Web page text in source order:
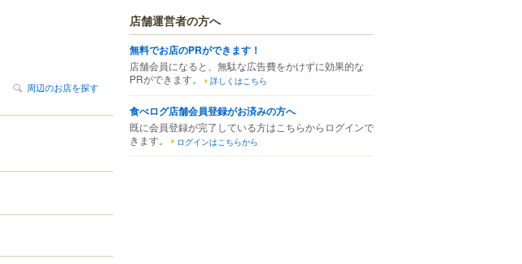
周辺のお店を探す
店舗運営者の方へ
無料でお店のPRができます！
店舗会員になると、無駄な広告費をかけずに効果的な
PRができます。
詳しくはこちら
食べログ店舗会員登録がお済みの方へ
既に会員登録が完了している方はこちらからログインで
きます。
ログインはこちらから